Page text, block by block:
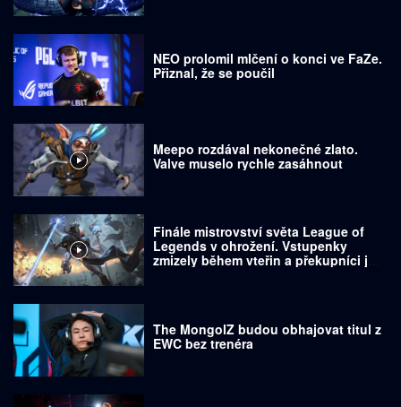
NEO prolomil mlčení o konci ve FaZe.
Přiznal, že se poučil
Meepo rozdával nekonečné zlato.
Valve muselo rychle zasáhnout
Finále mistrovství světa League of
Legends v ohrožení. Vstupenky
zmizely během vteřin a překupníci je
The MongolZ budou obhajovat titul z
EWC bez trenéra